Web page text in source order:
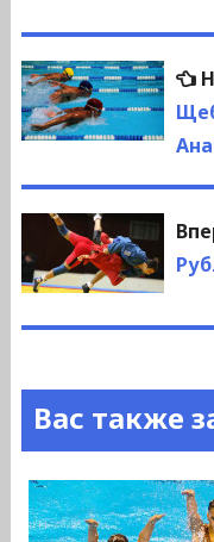
Навигация
по
Вас также